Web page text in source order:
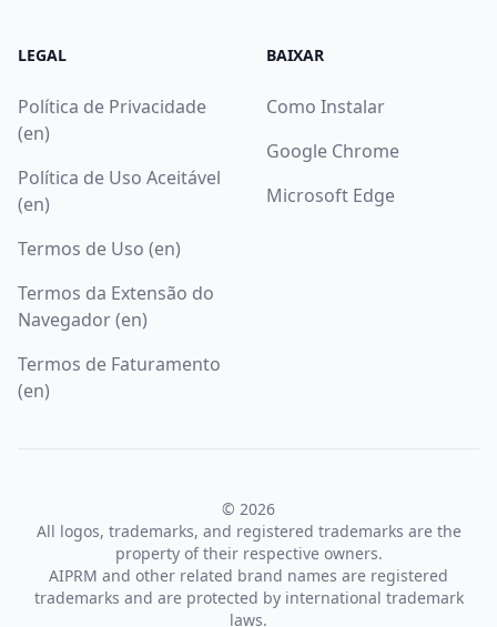
LEGAL
Política de Privacidade
(en)
Política de Uso Aceitável
(en)
Termos de Uso (en)
Termos da Extensão do
Navegador (en)
Termos de Faturamento
(en)
BAIXAR
Como Instalar
Google Chrome
Microsoft Edge
© 2026
All logos, trademarks, and registered trademarks are the
property of their respective owners.
AIPRM and other related brand names are registered
trademarks and are protected by international trademark
laws.